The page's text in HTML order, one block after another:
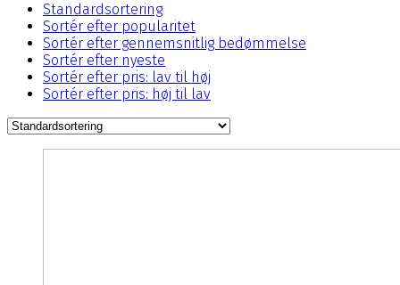
Standardsortering
Sortér efter popularitet
Sortér efter gennemsnitlig bedømmelse
Sortér efter nyeste
Sortér efter pris: lav til høj
Sortér efter pris: høj til lav